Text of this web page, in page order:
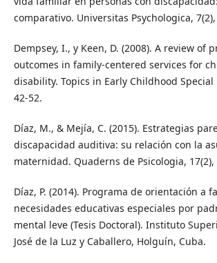
comparativo. Universitas Psychologica,
Dempsey, I., y Keen, D. (2008). A review of
outcomes in family-centered services for
disability. Topics in Early Childhood Special
42-52.
Díaz, M., & Mejía, C. (2015). Estrategias
discapacidad auditiva: su relación con la
maternidad. Quaderns de Psicologia, 17(2),
Díaz, P. (2014). Programa de orientación a
necesidades educativas especiales por
mental leve (Tesis Doctoral). Instituto
José de la Luz y Caballero, Holguín, Cuba.